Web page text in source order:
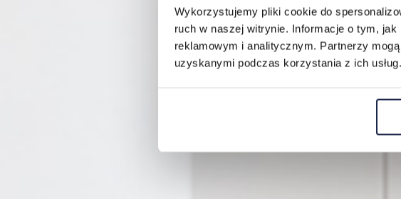
Wykorzystujemy pliki cookie do
ruch w naszej witrynie. Informacje o tym,
reklamowym i analitycznym. Partnerzy
uzyskanymi podczas korzystania z ich usług.